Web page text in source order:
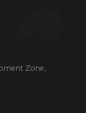
Zone,